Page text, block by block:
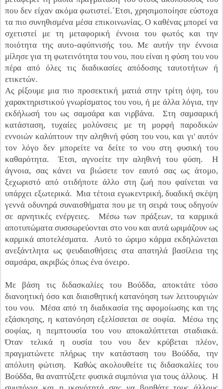
που δεν είχαν ακόμα φωτιστεί.΄Ετσι, χρησιμοποίησε εύστοχα
τα πιο συνηθισμένα μέσα επικοινωνίας. Ο καθένας μπορεί να
σχετιστεί με τη μεταφορική έννοια του φωτός και την
ποιότητα της αυτο-αφύπνισής του. Με αυτήν την έννοια
μίλησε για τη φωτεινότητα του νου, που είναι η φύση του νου
πέρα από όλες τις διαδικασίες απόδοσης ταυτοτήτων ή
ετικετών.
Ας ρίξουμε μια πιο προσεκτική ματιά στην τρίτη όψη, του
χαρακτηριστικού γνωρίσματος του νου, ή με άλλα λόγια, την
εκδήλωσή του ως σαμσάρα και νιρβάνα. Στη σαμσαρική
κατάσταση, τυχαίες μολύνσεις με τη μορφή παροδικών
εννοιών καλύπτουν την αληθινή φύση του νου, και γι' αυτόν
τον λόγο δεν μπορείτε να δείτε το νου στη φυσική του
καθαρότητα. Έτσι, αγνοείτε την αληθινή του φύση. Η
άγνοια, σας κάνει να βιώσετε τον εαυτό σας ως άτομο,
ξεχωριστό από οτιδήποτε άλλο στη ζωή που φαίνεται να
υπάρχει εξωτερικά. Μια τέτοια εγωκεντρική, δυαδική σκέψη
γεννά οδυνηρά συναισθήματα που με τη σειρά τους οδηγούν
σε αρνητικές ενέργειες. Μέσω των πράξεων, τα καρμικά
αποτυπώματα συσσωρεύονται στο νου και αυτά ωριμάζουν ως
καρμικά αποτελέσματα. Αυτό το ώριμο κάρμα εκδηλώνεται
ανεξάντλητα ως ψευδαισθήσεις στα απατηλά βασίλεια της
σαμσάρα, ακριβώς όπως ένα όνειρο.
Με βάση τις διδασκαλίες του Βούδδα, αποκτάτε τόσο
διανοητική όσο και διαισθητική κατανόηση των λειτουργιών
του νου. Μέσα από τη διαδικασία της αφομοίωσης και της
εξάσκησης, η κατανόηση εξελίσσεται σε σοφία. Μέσω της
σοφίας, η πεμπτουσία του νου αποκαλύπτεται σταδιακά.
Όταν τελικά η ουσία του νου δεν κρύβεται πλέον,
πραγματώνετε πλήρως την κατάσταση του Βούδδα, την
απόλυτη φώτιση. Καθώς ακολουθείτε τις διδασκαλίες του
Βούδδα, θα αναπτύξετε φυσικά συμπόνια για τους άλλους. Η